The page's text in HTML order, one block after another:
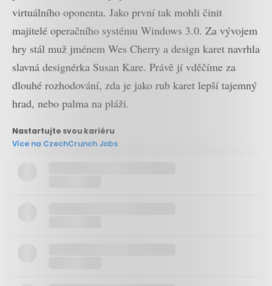
virtuálního oponenta. Jako první tak mohli činit
majitelé operačního systému Windows 3.0. Za vývojem
hry stál muž jménem Wes Cherry a design karet navrhla
slavná designérka Susan Kare. Právě jí vděčíme za
dlouhé rozhodování, zda je jako rub karet lepší tajemný
hrad, nebo palma na pláži.
Nastartujte svou kariéru
Více na CzechCrunch Jobs